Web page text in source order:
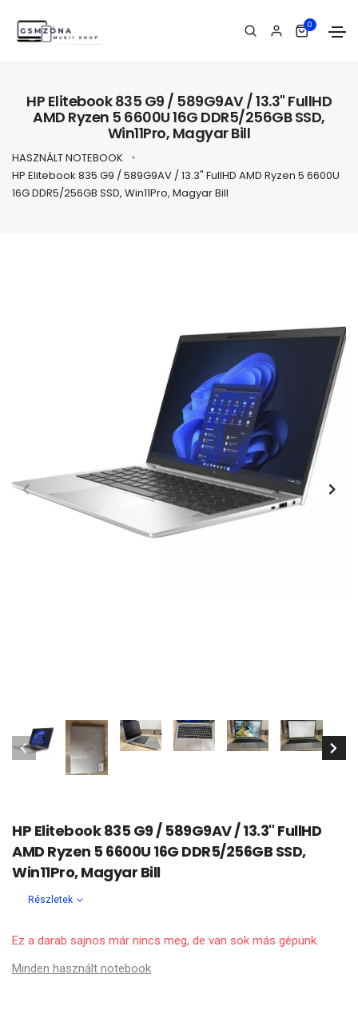
0
HP Elitebook 835 G9 / 589G9AV / 13.3" FullHD
AMD Ryzen 5 6600U 16G DDR5/256GB SSD,
Win11Pro, Magyar Bill
HASZNÁLT NOTEBOOK
HP Elitebook 835 G9 / 589G9AV / 13.3" FullHD AMD Ryzen 5 6600U
16G DDR5/256GB SSD, Win11Pro, Magyar Bill
HP Elitebook 835 G9 / 589G9AV / 13.3" FullHD
AMD Ryzen 5 6600U 16G DDR5/256GB SSD,
Win11Pro, Magyar Bill
Részletek
Ez a darab sajnos már nincs meg, de van sok más gépünk.
Minden használt notebook